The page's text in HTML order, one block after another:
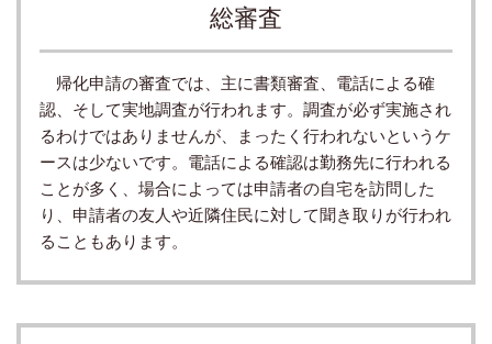
総審査
帰化申請の審査では、主に書類審査、電話による確
認、そして実地調査が行われます。調査が必ず実施され
るわけではありませんが、まったく行われないというケ
ースは少ないです。 電話による確認は勤務先に行われる
ことが多く、 場合によっては申請者の自宅を訪問した
り、申請者の友人や近隣住民に対して聞き取りが行われ
ることもあります。